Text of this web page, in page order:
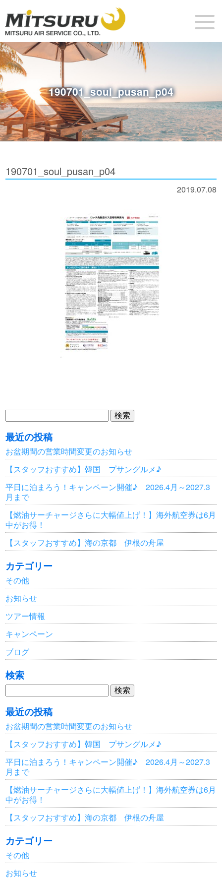
190701_soul_pusan_p04
190701_soul_pusan_p04
2019.07.08
検
索:
最近の投稿
お盆期間の営業時間変更のお知らせ
【スタッフおすすめ】韓国 プサングルメ♪
平日に泊まろう！キャンペーン開催♪ 2026.4月～2027.3
月まで
【燃油サーチャージさらに大幅値上げ！】海外航空券は6月
中がお得！
【スタッフおすすめ】海の京都 伊根の舟屋
カテゴリー
その他
お知らせ
ツアー情報
キャンペーン
ブログ
検索
検
索:
最近の投稿
お盆期間の営業時間変更のお知らせ
【スタッフおすすめ】韓国 プサングルメ♪
平日に泊まろう！キャンペーン開催♪ 2026.4月～2027.3
月まで
【燃油サーチャージさらに大幅値上げ！】海外航空券は6月
中がお得！
【スタッフおすすめ】海の京都 伊根の舟屋
カテゴリー
その他
お知らせ